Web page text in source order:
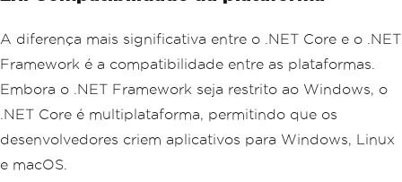
A diferença mais significativa entre o .NET Core e o .NET
Framework é a compatibilidade entre as plataformas.
Embora o .NET Framework seja restrito ao Windows, o
.NET Core é multiplataforma, permitindo que os
desenvolvedores criem aplicativos para Windows, Linux
e macOS.